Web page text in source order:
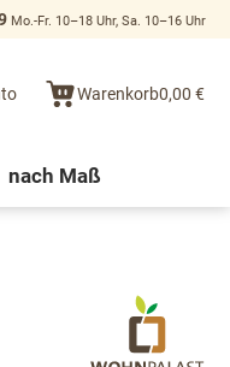
Mo.-Fr. 10–18 Uhr, Sa. 10–16 Uhr
Warenkorb0,00 €
nach Maß